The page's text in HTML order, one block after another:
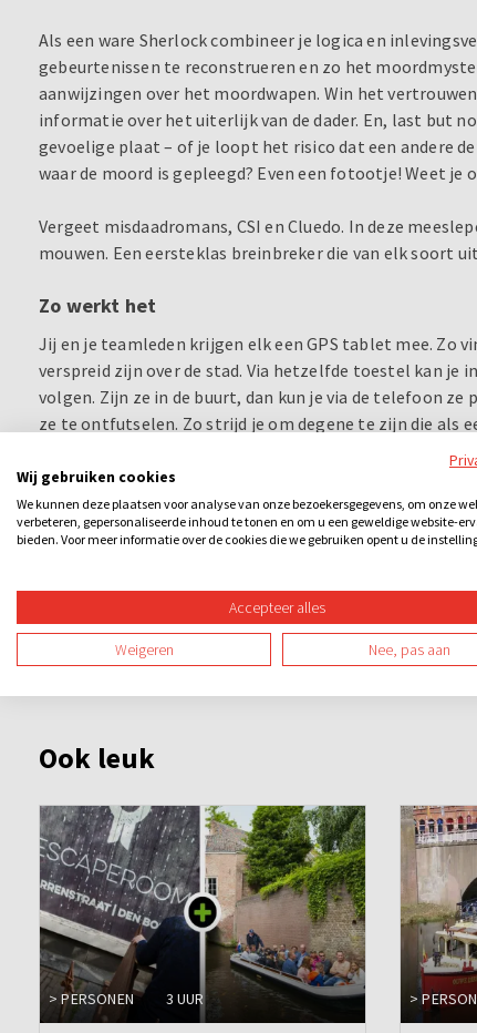
Als een ware Sherlock combineer je logica en
gebeurtenissen te reconstrueren en zo het
aanwijzingen over het moordwapen. Win het
informatie over het uiterlijk van de dader. En, last but
gevoelige plaat – of je loopt het risico dat een andere
waar de moord is gepleegd? Even een fotootje! Weet je
Vergeet misdaadromans, CSI en Cluedo. In deze
mouwen. Een eersteklas breinbreker die van elk soort
Zo werkt het
Jij en je teamleden krijgen elk een GPS tablet mee. Zo
verspreid zijn over de stad. Via hetzelfde toestel kan je
volgen. Zijn ze in de buurt, dan kun je via de telefoon
ze te ontfutselen. Zo strijd je om degene te zijn die als
voornaam of achternaam van de moordenaar, of weet
mogelijk naar een van de virtuele politiebureaus op de
eigenschappen van de moordenaar juist heeft, krijgt
Sherlock is een stadsspel dat gebruik maakt van
kan dit spelen! Hou je van spanning, samenwerking en
Ook leuk
> PERSONEN 3 UUR >
Wij gebruiken cookies
We kunnen deze plaatsen voor analyse van onze bezoekersgegevens, om onze
verbeteren, gepersonaliseerde inhoud te tonen en om u een geweldige website-
bieden. Voor meer informatie over de cookies die we gebruiken opent u de
Accepteer alles
Weigeren Nee, pas aan